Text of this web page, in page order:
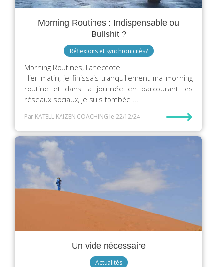
Morning Routines : Indispensable ou
Bullshit ?
Réflexions et synchronicités?
Morning Routines, l'anecdote
Hier matin, je finissais tranquillement ma morning
routine et dans la journée en parcourant les
réseaux sociaux, je suis tombée ...
Par KATELL KAIZEN COACHING le 22/12/24 ⟶
Un vide nécessaire
Actualités